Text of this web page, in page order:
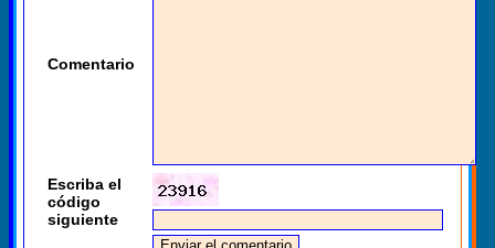
Comentario
Escriba el
código
siguiente